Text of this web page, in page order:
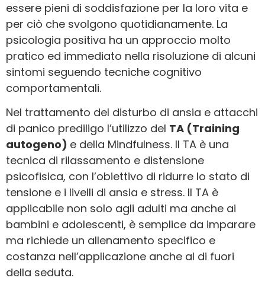
essere pieni di soddisfazione per la loro vita e
per ciò che svolgono quotidianamente. La
psicologia positiva ha un approccio molto
pratico ed immediato nella risoluzione di alcuni
sintomi seguendo tecniche cognitivo
comportamentali.
Nel trattamento del disturbo di ansia e attacchi
di panico prediligo l’utilizzo del TA (Training
autogeno) e della Mindfulness. Il TA è una
tecnica di rilassamento e distensione
psicofisica, con l’obiettivo di ridurre lo stato di
tensione e i livelli di ansia e stress. Il TA è
applicabile non solo agli adulti ma anche ai
bambini e adolescenti, è semplice da imparare
ma richiede un allenamento specifico e
costanza nell’applicazione anche al di fuori
della seduta.